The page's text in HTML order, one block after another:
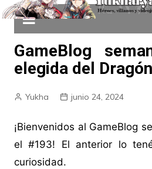
GameBlog
elegida del Dragón
Yukha junio 24, 2024
¡Bienvenidos al GameBlog
el #193! El anterior lo
curiosidad.